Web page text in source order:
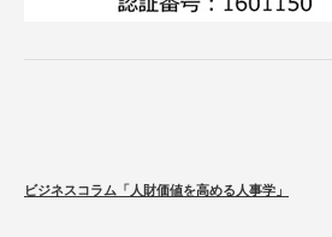
ビジネスコラム「人財価値を高める人事学」